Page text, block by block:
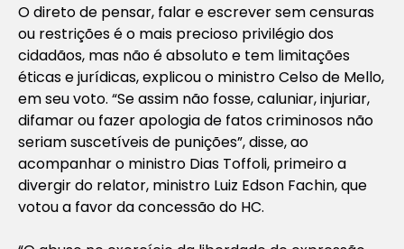
O direto de pensar, falar e escrever sem censuras
ou restrições é o mais precioso privilégio dos
cidadãos, mas não é absoluto e tem limitações
éticas e jurídicas, explicou o ministro Celso de Mello,
em seu voto. “Se assim não fosse, caluniar, injuriar,
difamar ou fazer apologia de fatos criminosos não
seriam suscetíveis de punições”, disse, ao
acompanhar o ministro Dias Toffoli, primeiro a
divergir do relator, ministro Luiz Edson Fachin, que
votou a favor da concessão do HC.